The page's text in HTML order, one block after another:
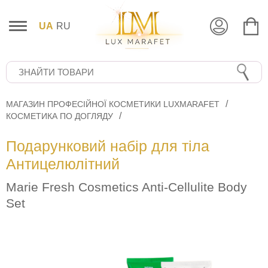
UA RU
МАГАЗИН ПРОФЕСІЙНОЇ КОСМЕТИКИ LUXMARAFET
КОСМЕТИКА ПО ДОГЛЯДУ
Подарунковий набір для тіла
Антицелюлітний
Marie Fresh Cosmetics Anti-Cellulite Body
Set